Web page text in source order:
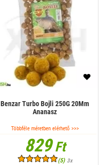
Benzar Turbo Bojli 250G 20Mm
Ananasz
Többféle méretben elérhető >>>
829Ft
(5) 3x